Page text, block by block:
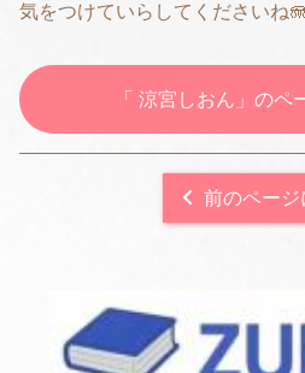
気をつけていらしてくださいね
「 涼宮しおん」のペ
前のページ